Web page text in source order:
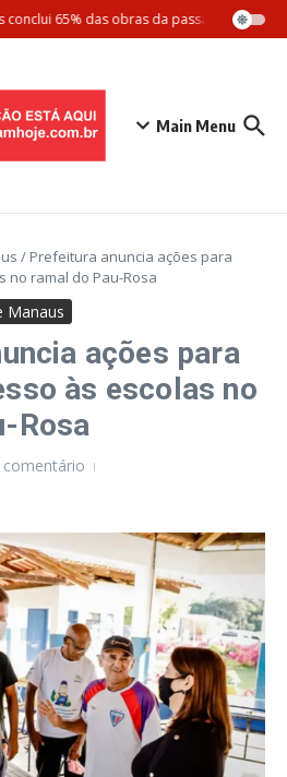
65% das obras da passarela Santos
Main Menu
/ Prefeitura anuncia ações para
no ramal do Pau-Rosa
Manaus
ações para
às escolas no
Rosa
comentário